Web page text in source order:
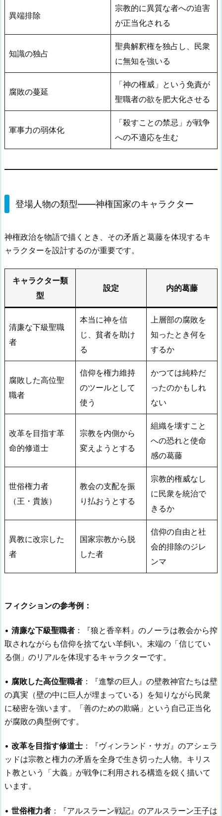
異端排除
宗教的に異質な者への迫害
が正当化される
知識の独占
聖典解釈権を独占し、民衆
に無知を強いる
腐敗の蔓延
「神の権威」という免責が
聖職者の欲を肥大化させる
軍事力の弱体化
「殺すことの禁忌」が戦争
への不適応を生む
登場人物の類型——神権国家のキャラクター
神権政治を物語で描くとき、その矛盾と葛藤を体現するキ
ャラクターを設計するのが重要です。
キャラクター類
型
設定 内的葛藤
清廉な下級聖職
者
本当に神を信
じ、貧者を助け
る
上層部の腐敗を
知ったとき何を
するか
腐敗した高位聖
職者
信仰を権力維持
のツールとして
使う
かつては純粋だ
ったのかもしれ
ない
改革を目指す革
命的修道士
宗教を内側から
変えようとする
組織を壊すこと
への恐れと使命
感の葛藤
世俗権力者
（王・貴族）
教会の支配を振
り払おうとする
宗教的権威なし
に民衆を統治で
きるか
異教に改宗した
者
国家宗教から脱
した者
信仰の自由と社
会的排除のジレ
ンマ
フィクションの参考例：
• 清廉な下級聖職者 ：『狼と香辛料』のノーラは教会から搾
取されながらも信仰を捨てない羊飼い。末端の「信じてい
る側」のリアルを体現するキャラクターです。
• 腐敗した高位聖職者 ：『進撃の巨人』の壁教神官たちは壁
の真実（壁の中に巨人が埋まっている）を知りながら民衆
に秘密を強います。「善のための欺瞞」という自己正当化
が腐敗の典型例です。
• 改革を目指す修道士 ：『ヴィンランド・サガ』のアシェラ
ッドは宗教と権力の矛盾を全身で生き切った人物。キリス
ト教という「大義」が戦争に利用される構造を鋭く描いて
います。
• 世俗権力者 ：『アルスラーン戦記』のアルスラーン王子は